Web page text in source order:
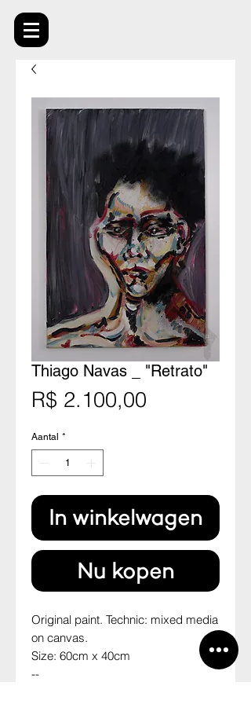
Thiago Navas _ "Retrato"
R$ 2.100,00
Aantal *
In winkelwagen
Nu kopen
Original paint. Technic: mixed media
on canvas.
Size: 60cm x 40cm
--